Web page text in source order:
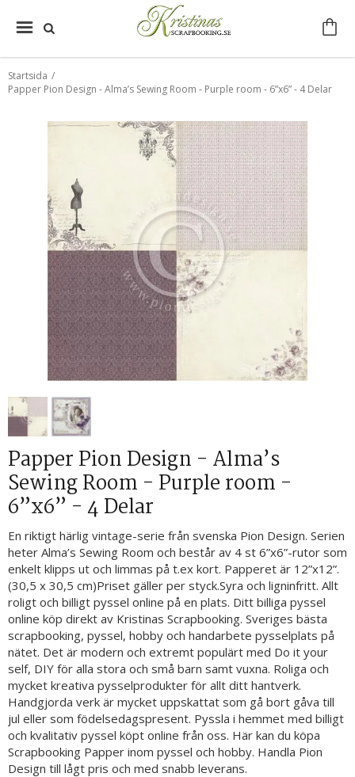
Startsida /
Papper Pion Design - Alma’s Sewing Room - Purple room - 6”x6” - 4 Delar
Papper Pion Design - Alma’s
Sewing Room - Purple room -
6”x6” - 4 Delar
En riktigt härlig vintage-serie från svenska Pion Design. Serien
heter Alma’s Sewing Room och består av 4 st 6”x6”-rutor som
enkelt klipps ut och limmas på t.ex kort. Papperet är 12”x12”.
(30,5 x 30,5 cm)Priset gäller per styck.Syra och ligninfritt. Allt
roligt och billigt pyssel online på en plats. Ditt billiga pyssel
online köp direkt av Kristinas Scrapbooking. Sveriges bästa
scrapbooking, pyssel, hobby och handarbete pysselplats på
nätet. Det är modern och extremt populärt med Do it your
self, DIY för alla stora och små barn samt vuxna. Roliga och
mycket kreativa pysselprodukter för allt ditt hantverk.
Handgjorda verk är mycket uppskattat som gå bort gåva till
jul eller som födelsedagspresent. Pyssla i hemmet med billigt
och kvalitativ pyssel köpt online från oss. Här kan du köpa
Scrapbooking Papper inom pyssel och hobby. Handla Pion
Design till lågt pris och med snabb leverans.